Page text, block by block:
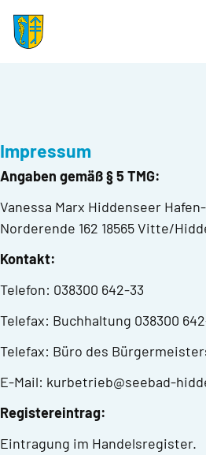
content
Impressum
Angaben gemäß § 5 TMG:
Vanessa Marx Hiddenseer
Norderende 162 18565 Vitte/
Kontakt:
Telefon: 038300 642-33
Telefax: Buchhaltung 038300
Telefax: Büro des
E-Mail: kurbetrieb@seebad-
Registereintrag:
Eintragung im Handelsregister.